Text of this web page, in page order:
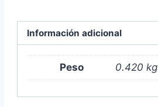
Información adicional
Peso 0.420 kg